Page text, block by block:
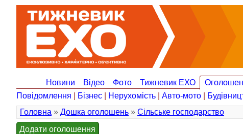
Новини Відео Фото Тижневик ЕХО
Повідомлення
Бізнес Нерухомість Авто-мото
Головна » Дошка оголошень » Сільське господарство
Додати оголошення